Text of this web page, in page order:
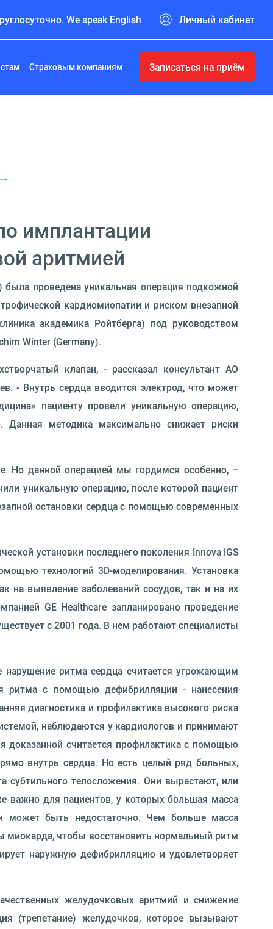
We speak English Личный кабинет
Страховым компаниям Записаться на приём
имплантации
аритмией
проведена уникальная операция подкожной
кардиомиопатии и риском внезапной
академика Ройтберга) под руководством
Winter (Germany).
клапан, - рассказал консультант АО
- Внутрь сердца вводится электрод, что может
пациенту провели уникальную операцию,
Данная методика максимально снижает риски
Но данной операцией мы гордимся особенно, –
уникальную операцию, после которой пациент
остановки сердца с помощью современных
установки последнего поколения Innova IGS
технологий 3D-моделирования. Установка
на выявление заболеваний сосудов, так и на их
GE Healthcare запланировано проведение
с 2001 года. В нем работают специалисты
ритма сердца считается угрожающим
ритма с помощью дефибрилляции - нанесения
диагностика и профилактика высокого риска
наблюдаются у кардиологов и принимают
доказанной считается профилактика с помощью
внутрь сердца. Но есть целый ряд больных,
телосложения. Они вырастают, или
важно для пациентов, у которых большая масса
может быть недостаточно. Чем больше масса
миокарда, чтобы восстановить нормальный ритм
наружную дефибрилляцию и удовлетворяет
желудочковых аритмий и снижение
(трепетание) желудочков, которое вызывают